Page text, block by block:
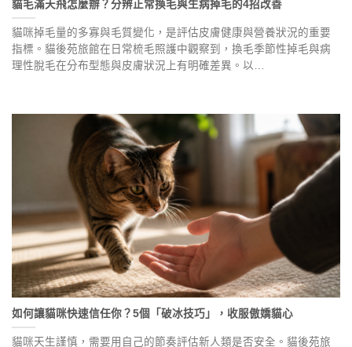
貓毛滿天飛怎麼辦？分辨正常換毛與生病掉毛的4招改善
貓咪掉毛量的多寡與毛質變化，是評估皮膚健康與營養狀況的重要
指標。貓後苑旅館在日常梳毛照護中觀察到，換毛季節性掉毛與病
理性脫毛在分布型態與皮膚狀況上有明確差異。以…
如何讓貓咪快速信任你？5個「破冰技巧」，收服傲嬌貓心
貓咪天生謹慎，需要用自己的節奏評估新人類是否安全。貓後苑旅